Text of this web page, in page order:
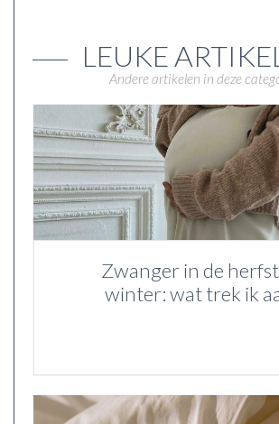
LEUKE
Andere artikelen in deze
Zwanger in de
winter: wat trek ik